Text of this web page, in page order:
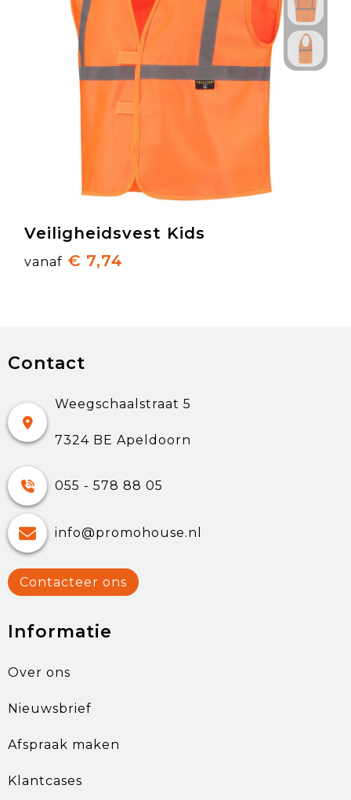
Veiligheidsvest Kids
vanaf € 7,74
Contact
Weegschaalstraat 5
7324 BE Apeldoorn
055 - 578 88 05
info@promohouse.nl
Contacteer ons
Informatie
Over ons
Nieuwsbrief
Afspraak maken
Klantcases